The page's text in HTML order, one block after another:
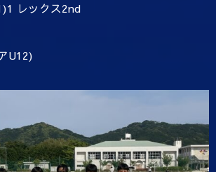
レックス2nd
U12)